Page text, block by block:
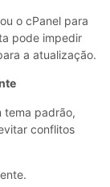
o cPanel para
pode impedir
a atualização.
tema padrão,
conflitos